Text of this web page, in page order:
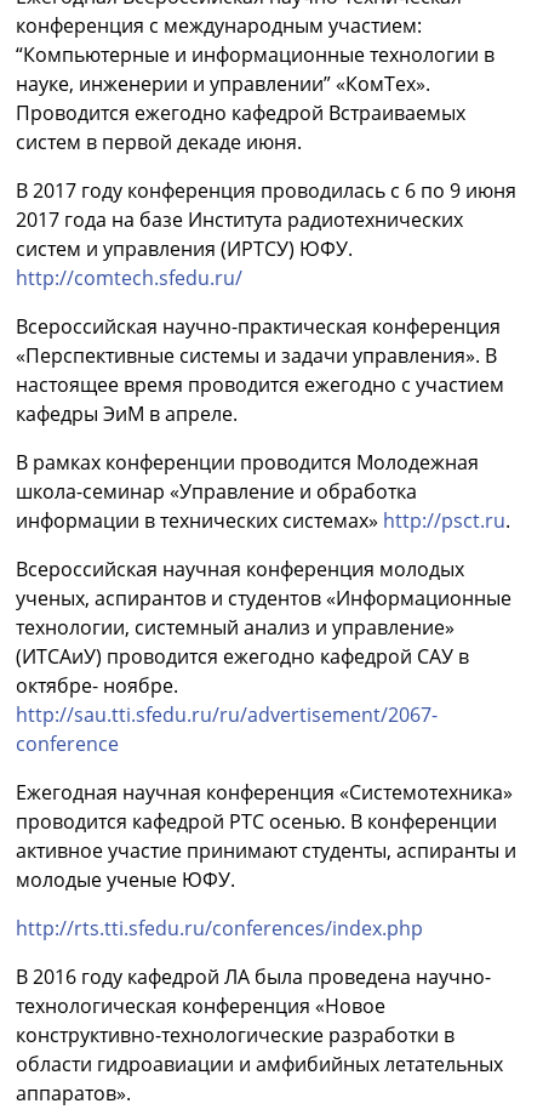
конференция с международным участием:
“Компьютерные и информационные технологии в
науке, инженерии и управлении” «КомТех».
Проводится ежегодно кафедрой Встраиваемых
систем в первой декаде июня.
В 2017 году конференция проводилась с 6 по 9 июня
2017 года на базе Института радиотехнических
систем и управления (ИРТСУ) ЮФУ.
http://comtech.sfedu.ru/
Всероссийская научно-практическая конференция
«Перспективные системы и задачи управления». В
настоящее время проводится ежегодно с участием
кафедры ЭиМ в апреле.
В рамках конференции проводится Молодежная
школа-семинар «Управление и обработка
информации в технических системах» http://psct.ru.
Всероссийская научная конференция молодых
ученых, аспирантов и студентов «Информационные
технологии, системный анализ и управление»
(ИТСАиУ) проводится ежегодно кафедрой САУ в
октябре- ноябре.
http://sau.tti.sfedu.ru/ru/advertisement/2067-
conference
Ежегодная научная конференция «Системотехника»
проводится кафедрой РТС осенью. В конференции
активное участие принимают студенты, аспиранты и
молодые ученые ЮФУ.
http://rts.tti.sfedu.ru/conferences/index.php
В 2016 году кафедрой ЛА была проведена научно-
технологическая конференция «Новое
конструктивно-технологические разработки в
области гидроавиации и амфибийных летательных
аппаратов».